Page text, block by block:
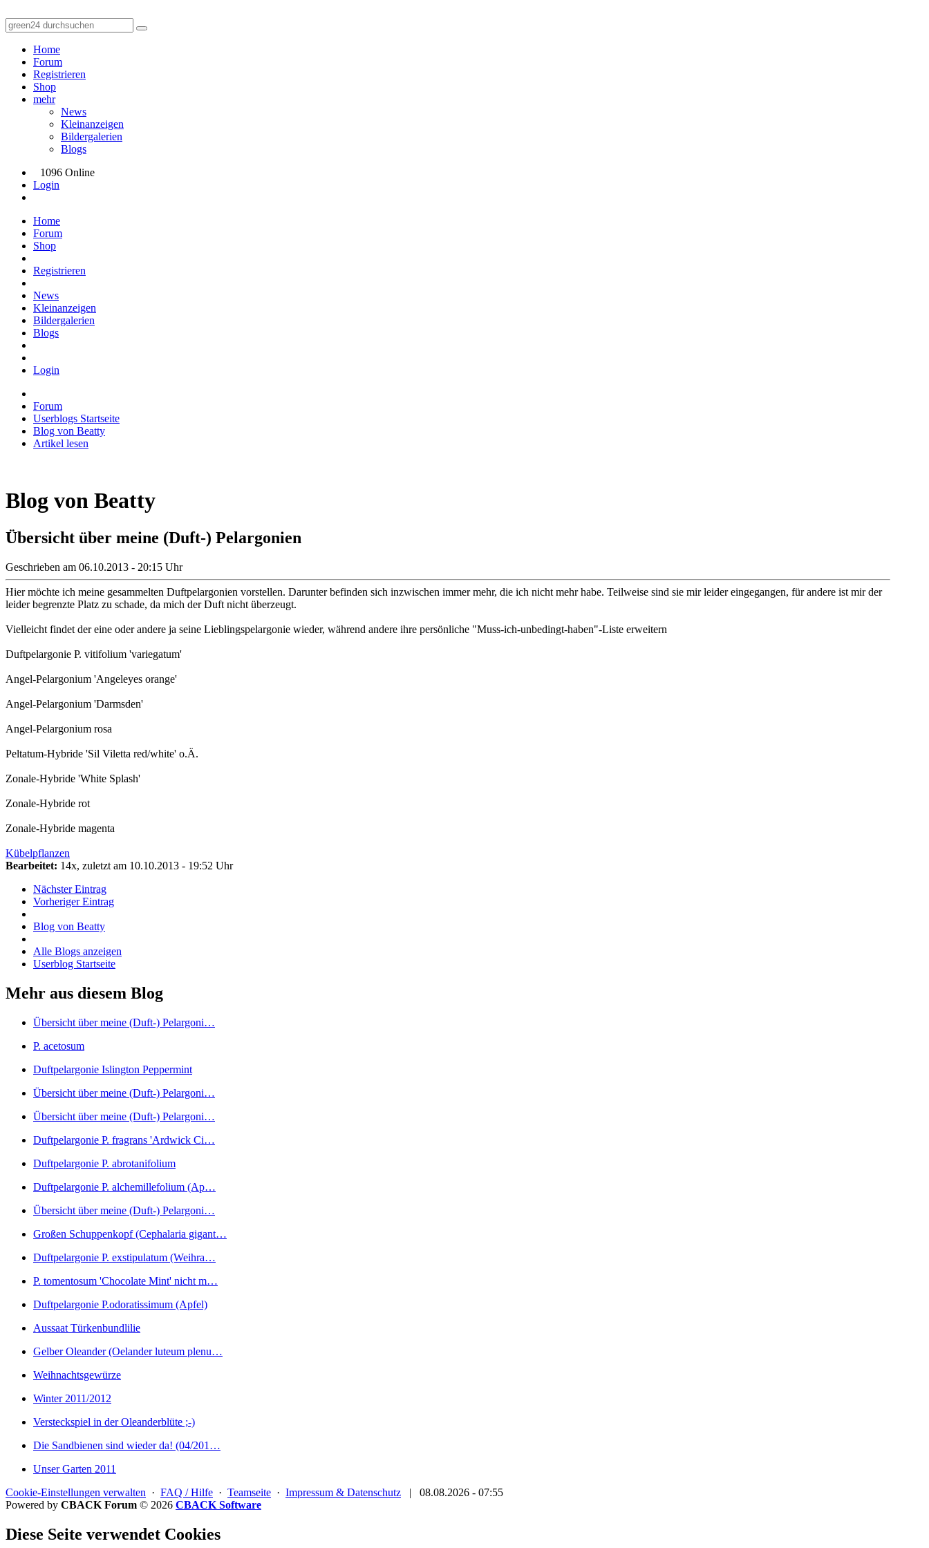
Home
Forum
Registrieren
Shop
mehr
News
Kleinanzeigen
Bildergalerien
Blogs
1096 Online
Login
Home
Forum
Shop
Registrieren
News
Kleinanzeigen
Bildergalerien
Blogs
Login
Forum
Userblogs Startseite
Blog von Beatty
Artikel lesen
Blog von Beatty
Übersicht über meine (Duft-) Pelargonien
Geschrieben am 06.10.2013 - 20:15 Uhr
Hier möchte ich meine gesammelten Duftpelargonien vorstellen. Darunter befinden sich inzwischen immer mehr, die ich nicht mehr habe. Teilweise sind sie mir leider eingegangen, für andere ist mir der
leider begrenzte Platz zu schade, da mich der Duft nicht überzeugt.
Vielleicht findet der eine oder andere ja seine Lieblingspelargonie wieder, während andere ihre persönliche "Muss-ich-unbedingt-haben"-Liste erweitern
Duftpelargonie P. vitifolium 'variegatum'
Angel-Pelargonium 'Angeleyes orange'
Angel-Pelargonium 'Darmsden'
Angel-Pelargonium rosa
Peltatum-Hybride 'Sil Viletta red/white' o.Ä.
Zonale-Hybride 'White Splash'
Zonale-Hybride rot
Zonale-Hybride magenta
Kübelpflanzen
Bearbeitet: 14x, zuletzt am 10.10.2013 - 19:52 Uhr
Nächster Eintrag
Vorheriger Eintrag
Blog von Beatty
Alle Blogs anzeigen
Userblog Startseite
Mehr aus diesem Blog
Übersicht über meine (Duft-) Pelargoni…
P. acetosum
Duftpelargonie Islington Peppermint
Übersicht über meine (Duft-) Pelargoni…
Übersicht über meine (Duft-) Pelargoni…
Duftpelargonie P. fragrans 'Ardwick Ci…
Duftpelargonie P. abrotanifolium
Duftpelargonie P. alchemillefolium (Ap…
Übersicht über meine (Duft-) Pelargoni…
Großen Schuppenkopf (Cephalaria gigant…
Duftpelargonie P. exstipulatum (Weihra…
P. tomentosum 'Chocolate Mint' nicht m…
Duftpelargonie P.odoratissimum (Apfel)
Aussaat Türkenbundlilie
Gelber Oleander (Oelander luteum plenu…
Weihnachtsgewürze
Winter 2011/2012
Versteckspiel in der Oleanderblüte ;-)
Die Sandbienen sind wieder da! (04/201…
Unser Garten 2011
Cookie-Einstellungen verwalten · FAQ / Hilfe · Teamseite · Impressum & Datenschutz |
08.08.2026 - 07:55
Powered by CBACK Forum © 2026 CBACK Software
Diese Seite verwendet Cookies